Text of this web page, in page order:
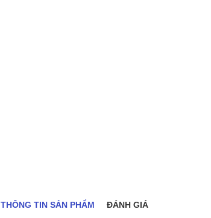
THÔNG TIN SẢN PHẨM ĐÁNH GIÁ